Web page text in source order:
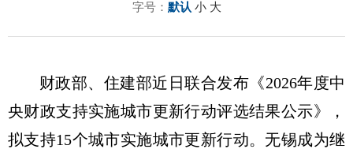
字号： 默认 小 大
财政部、住建部近日联合发布《2026年度中
央财政支持实施城市更新行动评选结果公示》，
拟支持15个城市实施城市更新行动。无锡成为继